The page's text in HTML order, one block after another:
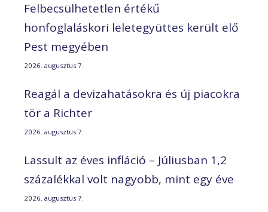
Felbecsülhetetlen értékű
honfoglaláskori leletegyüttes került elő
Pest megyében
2026. augusztus 7.
Reagál a devizahatásokra és új piacokra
tör a Richter
2026. augusztus 7.
Lassult az éves infláció – Júliusban 1,2
százalékkal volt nagyobb, mint egy éve
2026. augusztus 7.